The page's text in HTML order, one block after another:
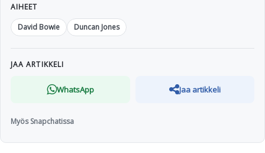
AIHEET
David Bowie
Duncan Jones
JAA ARTIKKELI
WhatsApp Jaa artikkeli
Myös Snapchatissa